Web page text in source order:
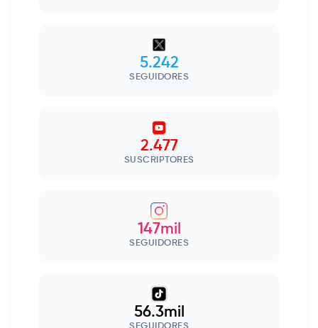
5.242
SEGUIDORES
2.477
SUSCRIPTORES
147mil
SEGUIDORES
56.3mil